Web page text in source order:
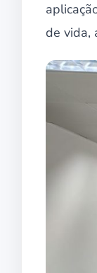
de vida,